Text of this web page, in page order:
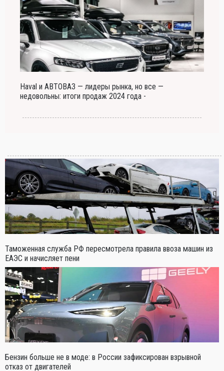
Haval и АВТОВАЗ — лидеры рынка, но все —
недовольны: итоги продаж 2024 года -
Таможенная служба РФ пересмотрела правила ввоза машин из
ЕАЭС и начисляет пени
Бензин больше не в моде: в России зафиксирован взрывной
отказ от двигателей